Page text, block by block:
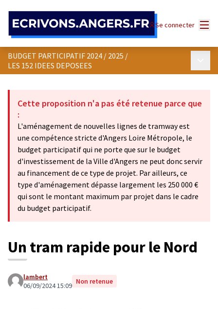
Se connecter
BUDGET PARTICIPATIF 2024 / 2025 /
LES 152 IDEES DEPOSEES
Cette proposition n'a pas été retenue parce que
:
L'aménagement de nouvelles lignes de tramway est
une compétence stricte d'Angers Loire Métropole, le
budget participatif qui ne porte que sur le budget
d'investissement de la Ville d'Angers ne peut donc servir
au financement de ce type de projet. Par ailleurs, ce
type d'aménagement dépasse largement les 250 000 €
qui sont le montant maximum par projet dans le cadre
du budget participatif.
Un tram rapide pour le Nord
lambert
06/09/2024 15:09 Non retenue